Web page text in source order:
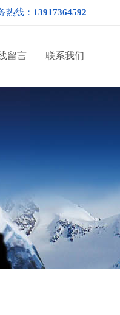
热线： 13917364592
留言 联系我们